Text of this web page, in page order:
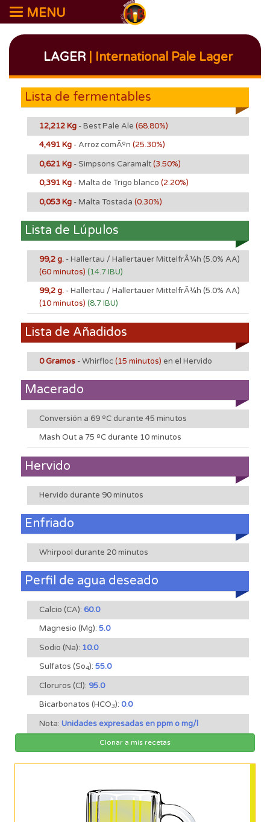
MENU
LAGER | International Pale Lager
Lista de fermentables
12,212 Kg - Best Pale Ale (68.80%)
4,491 Kg - Arroz comÃºn (25.30%)
0,621 Kg - Simpsons Caramalt(3.50%)
0,391 Kg - Malta de Trigo blanco (2.20%)
0,053 Kg - Malta Tostada (0.30%)
Lista de Lúpulos
99,2 g. - Hallertau / Hallertauer MittelfrÃ¼h (5.0% AA)
(60 minutos) (14.7 IBU)
99,2 g. - Hallertau / Hallertauer MittelfrÃ¼h (5.0% AA)
(10 minutos) (8.7 IBU)
Lista de Añadidos
0 Gramos - Whirfloc(15 minutos) en el Hervido
Macerado
Conversión a 69 ºC durante 45 minutos
Mash Out a 75 ºC durante 10 minutos
Hervido
Hervido durante 90 minutos
Enfriado
Whirpool durante 20 minutos
Perfil de agua deseado
Calcio (CA): 60.0
Magnesio (Mg): 5.0
Sodio (Na): 10.0
Sulfatos (So4): 55.0
Cloruros (Cl): 95.0
Bicarbonatos (HCO3): 0.0
Nota: Unidades expresadas en ppm o mg/l
Clonar a mis recetas